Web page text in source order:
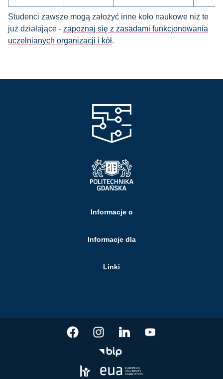
Studenci zawsze mogą założyć inne koło naukowe niż te
już działające - zapoznaj się z zasadami funkcjonowania
uczelnianych organizacji i kół.
Informacje o
Informacje dla
Linki